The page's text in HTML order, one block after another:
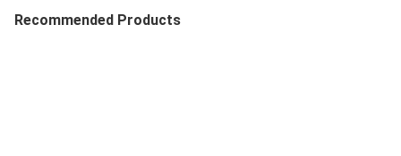
Recommended Products